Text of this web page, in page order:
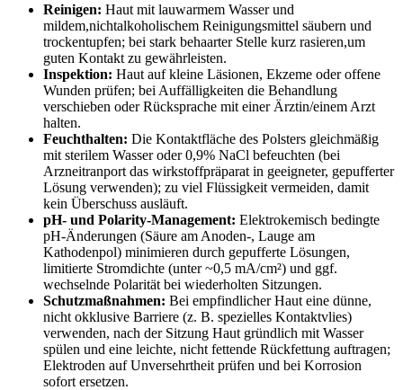
Reinigen: Haut mit lauwarmem ⁢Wasser und
mildem,nichtalkoholischem Reinigungsmittel⁢ säubern ‍und
trockentupfen; bei ‍stark behaarter Stelle kurz ⁢rasieren,um
guten Kontakt zu gewährleisten.
Inspektion: Haut auf⁢ kleine Läsionen, Ekzeme oder ⁣offene‌
Wunden prüfen; bei Auffälligkeiten die Behandlung
verschieben oder Rücksprache‍ mit einer Ärztin/einem Arzt
‌halten.
Feuchthalten: Die Kontaktfläche ‍des Polsters gleichmäßig
mit sterilem Wasser oder 0,9% ⁢NaCl befeuchten (bei
Arzneitranport das wirkstoffpräparat in geeigneter, gepufferter
Lösung verwenden); zu ⁣viel Flüssigkeit vermeiden,⁢ damit
kein Überschuss ausläuft.
pH- und ‌Polarity‑Management: Elektrokemisch bedingte
⁣pH‑Änderungen⁣ (Säure am Anoden-, ‍Lauge am
Kathodenpol) minimieren durch gepufferte ‍Lösungen,
limitierte Stromdichte (unter ~0,5 mA/cm²)‌ und ​ggf.
‌wechselnde Polarität bei wiederholten Sitzungen.
Schutzmaßnahmen: Bei‌ empfindlicher Haut‌ eine dünne,⁢
nicht ⁣okklusive Barriere ⁢(z. B.​ spezielles Kontaktvlies)
verwenden, nach der ⁢Sitzung Haut ⁣gründlich mit ⁤Wasser
spülen und ‍eine leichte, ​nicht⁤ fettende Rückfettung auftragen;
Elektroden‍ auf Unversehrtheit ​prüfen und bei Korrosion
sofort ersetzen.